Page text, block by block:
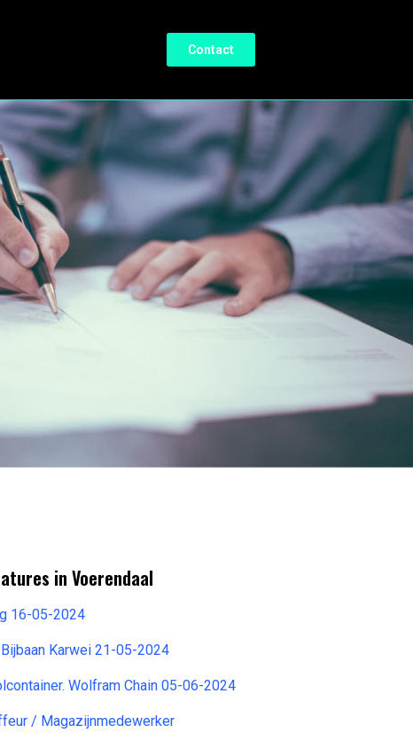
Contact
in Voerendaal
16-05-2024
Karwei 21-05-2024
Wolfram Chain 05-06-2024
/ Magazijnmedewerker